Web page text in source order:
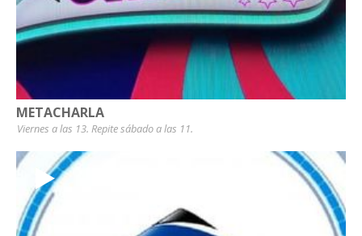
METACHARLA
Viernes a las 13. Repite sábado a las 11.